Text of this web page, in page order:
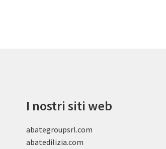
I nostri siti web
abategroupsrl.com
abatedilizia.com